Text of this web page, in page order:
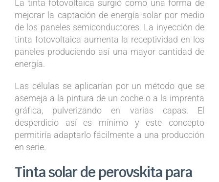
La tinta fotovoltaica surgió como una forma de
mejorar la captación de energía solar por medio
de los paneles semiconductores. La inyección de
tinta fotovoltaica aumenta la receptividad en los
paneles produciendo así una mayor cantidad de
energía.
Las células se aplicarían por un método que se
asemeja a la pintura de un coche o a la imprenta
gráfica, pulverizando en varias capas. El
desperdicio así es mínimo y este concepto
permitiría adaptarlo fácilmente a una producción
en serie.
Tinta solar de perovskita para